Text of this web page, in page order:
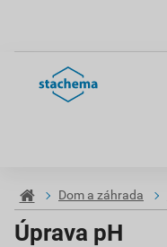
Dom a záhrada
Úprava pH